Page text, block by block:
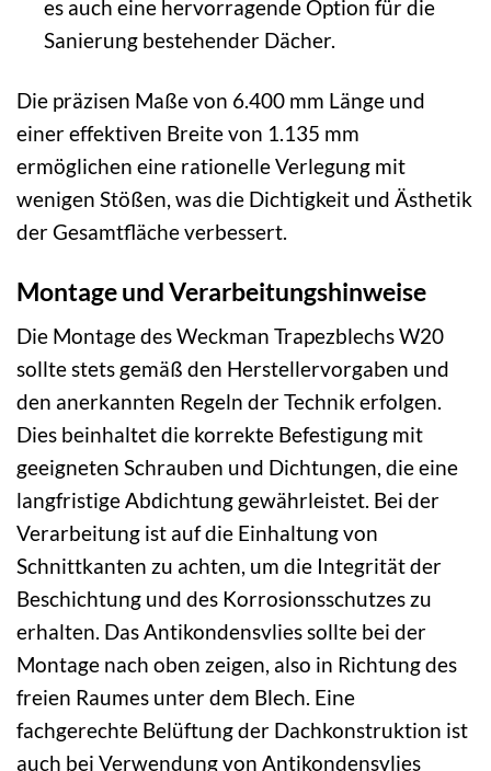
es auch eine hervorragende Option für die
Sanierung bestehender Dächer.
Die präzisen Maße von 6.400 mm Länge und
einer effektiven Breite von 1.135 mm
ermöglichen eine rationelle Verlegung mit
wenigen Stößen, was die Dichtigkeit und Ästhetik
der Gesamtfläche verbessert.
Montage und Verarbeitungshinweise
Die Montage des Weckman Trapezblechs W20
sollte stets gemäß den Herstellervorgaben und
den anerkannten Regeln der Technik erfolgen.
Dies beinhaltet die korrekte Befestigung mit
geeigneten Schrauben und Dichtungen, die eine
langfristige Abdichtung gewährleistet. Bei der
Verarbeitung ist auf die Einhaltung von
Schnittkanten zu achten, um die Integrität der
Beschichtung und des Korrosionsschutzes zu
erhalten. Das Antikondensvlies sollte bei der
Montage nach oben zeigen, also in Richtung des
freien Raumes unter dem Blech. Eine
fachgerechte Belüftung der Dachkonstruktion ist
auch bei Verwendung von Antikondensvlies